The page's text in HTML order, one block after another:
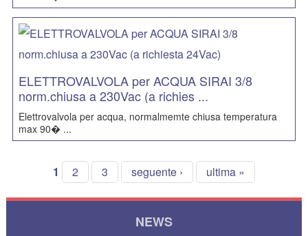
ELETTROVALVOLA per ACQUA SIRAI 3/8
norm.chiusa a 230Vac (a richies ...
Elettrovalvola per acqua, normalmemte chiusa temperatura
max 90� ...
1 2 3 seguente › ultima »
NEWS